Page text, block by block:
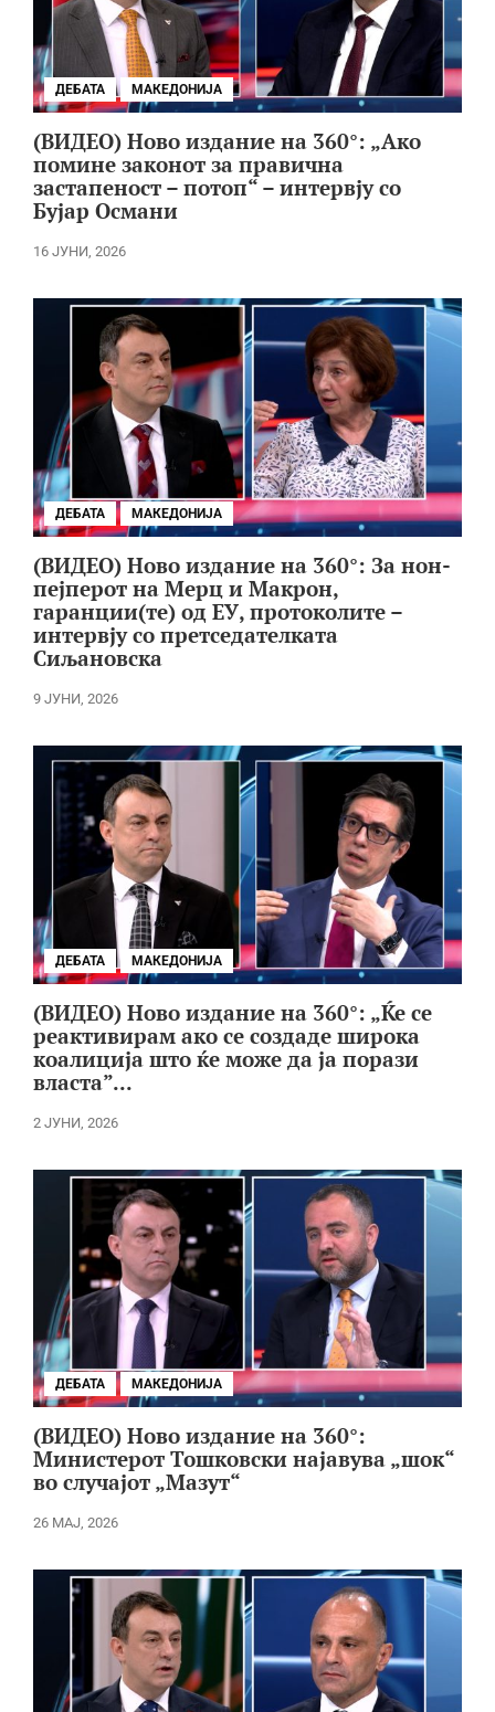
ДЕБАТА МАКЕДОНИЈА
(ВИДЕО) Ново издание на 360°: „Ако
помине законот за правична
застапеност – потоп“ – интервју со
Бујар Османи
16 ЈУНИ, 2026
ДЕБАТА МАКЕДОНИЈА
(ВИДЕО) Ново издание на 360°: За нон-
пејперот на Мерц и Макрон,
гаранции(те) од ЕУ, протоколите –
интервју со претседателката
Сиљановска
9 ЈУНИ, 2026
ДЕБАТА МАКЕДОНИЈА
(ВИДЕО) Ново издание на 360°: „Ќе се
реактивирам ако се создаде широка
коалиција што ќе може да ја порази
власта”...
2 ЈУНИ, 2026
ДЕБАТА МАКЕДОНИЈА
(ВИДЕО) Ново издание на 360°:
Министерот Тошковски најавува „шок“
во случајот „Мазут“
26 МАЈ, 2026